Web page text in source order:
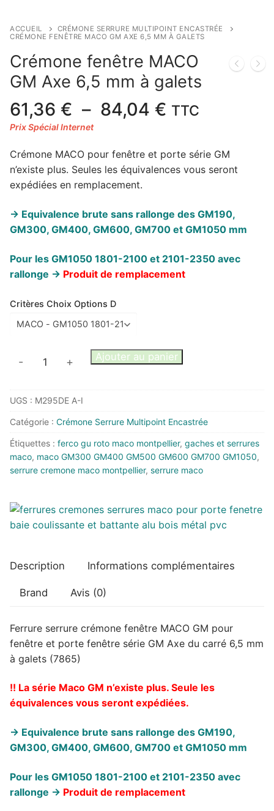
ACCUEIL
CRÉMONE SERRURE MULTIPOINT ENCASTRÉE
CRÉMONE FENÊTRE MACO GM AXE 6,5 MM À GALETS
Crémone fenêtre MACO
GM Axe 6,5 mm à galets
61,36 € – 84,04 € Plage
61,36 €
à
TTC
Crémone MACO pour fenêtre et porte série GM
n’existe plus. Seules les équivalences vous seront
expédiées en remplacement.
-> Equivalence brute sans rallonge des GM190,
GM300, GM400, GM600, GM700 et GM1050 mm
Pour les GM1050 1801-2100 et 2101-2350 avec
rallonge -> Produit de remplacement
Critères Choix Options D
quantité
fenêtre
MACO
Axe
6,5
mm
galets
- + Ajouter au panier
UGS : M295DE A-I
Catégorie : Crémone Serrure Multipoint Encastrée
Étiquettes : ferco gu roto maco montpellier, gaches et serrures
maco, maco GM300 GM400 GM500 GM600 GM700 GM1050,
serrure cremone maco montpellier, serrure maco
Description Informations complémentaires
Brand Avis (0)
Ferrure serrure crémone fenêtre MACO GM pour
fenêtre et porte fenêtre série GM Axe du carré 6,5 mm
à galets (7865)
!! La série Maco GM n’existe plus. Seule les
équivalences vous seront expédiées.
-> Equivalence brute sans rallonge des GM190,
GM300, GM400, GM600, GM700 et GM1050 mm
Pour les GM1050 1801-2100 et 2101-2350 avec
rallonge -> Produit de remplacement